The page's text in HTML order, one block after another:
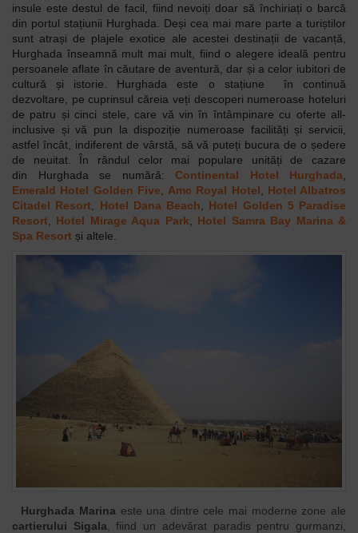
insule este destul de facil, fiind nevoiți doar să închiriați o barcă
din portul stațiunii Hurghada. Deși cea mai mare parte a turiștilor
sunt atrași de plajele exotice ale acestei destinații de vacanță,
Hurghada înseamnă mult mai mult, fiind o alegere ideală pentru
persoanele aflate în căutare de aventură, dar și a celor iubitori de
cultură și istorie. Hurghada este o stațiune în continuă
dezvoltare, pe cuprinsul căreia veți descoperi numeroase hoteluri
de patru și cinci stele, care vă vin în întâmpinare cu oferte all-
inclusive și vă pun la dispoziție numeroase facilități și servicii,
astfel încât, indiferent de vârstă, să vă puteți bucura de o ședere
de neuitat. În rândul celor mai populare unități de cazare
din Hurghada se numără: Continental Hotel Hurghada
Emerald Hotel Golden Five
Amc Royal Hotel
Hotel Albatros
Citadel Resort
Hotel Dana Beach
Hotel Golden 5 Paradise
Resort
Hotel Mirage Aqua Park
Hotel Samra Bay Marina &
Spa Resort și altele.
Hurghada Marina este una dintre cele mai moderne zone ale
cartierului Sigala , fiind un adevărat paradis pentru gurmanzi,